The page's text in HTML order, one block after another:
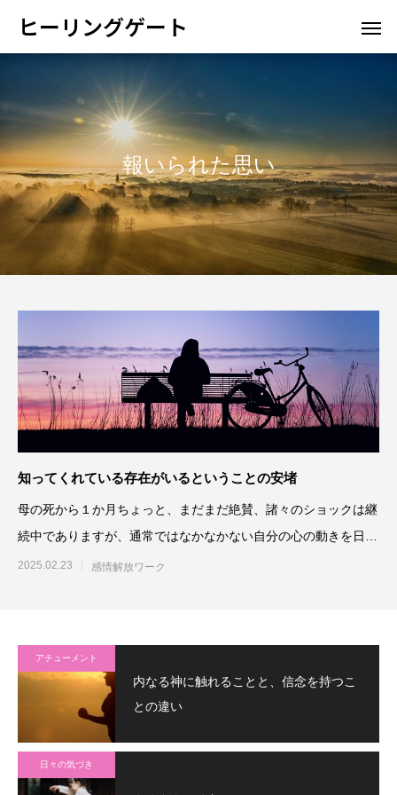
ヒーリングゲート
報いられた思い
知ってくれている存在がいるということの安堵
母の死から１か月ちょっと、まだまだ絶賛、諸々のショックは継
続中でありますが、通常ではなかなかない自分の心の動きを日々
観察しています
2025.02.23 感情解放ワーク
アチューメント
内なる神に触れることと、信念を持つこ
との違い
日々の気づき